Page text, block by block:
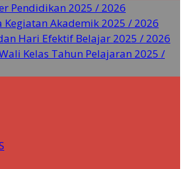
Pendidikan 2025 / 2026
Kegiatan Akademik 2025 / 2026
Hari Efektif Belajar 2025 / 2026
Kelas Tahun Pelajaran 2025 /